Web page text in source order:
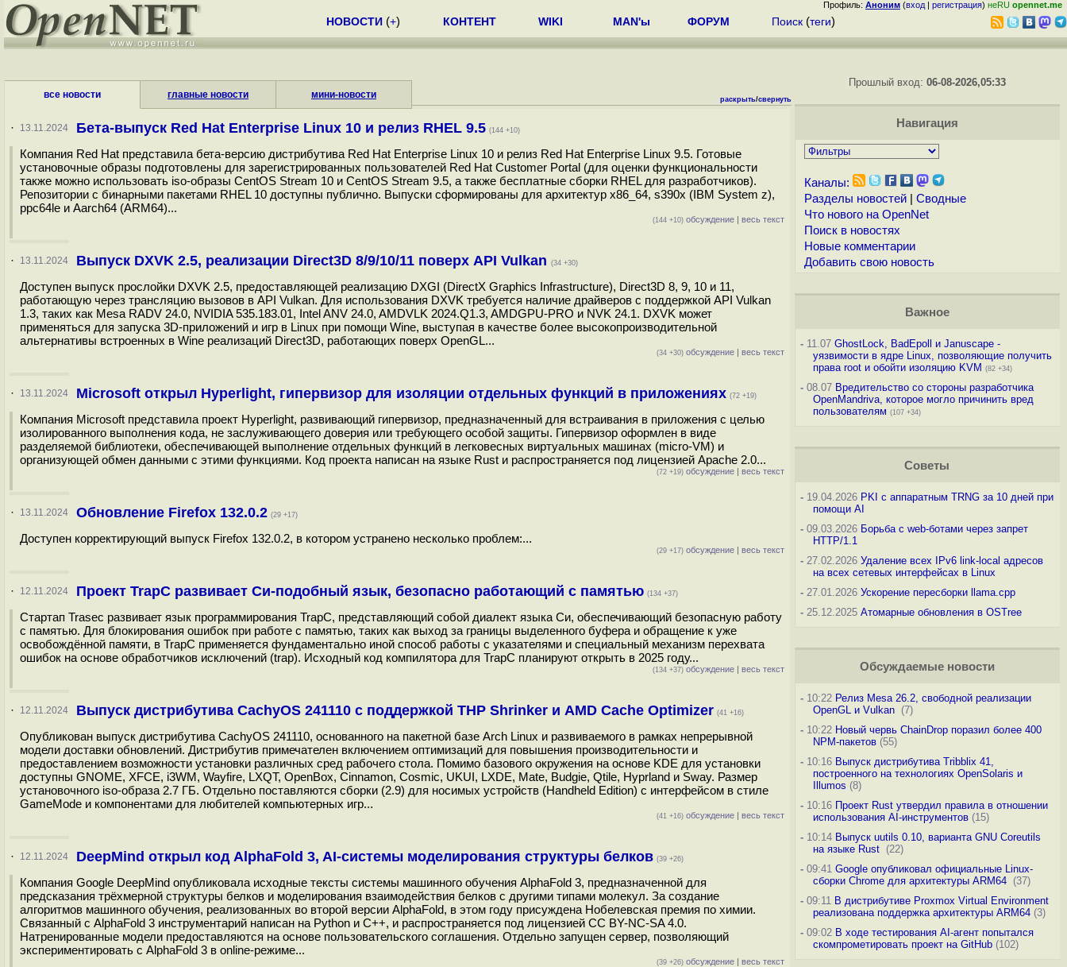
Профиль: Аноним (вход | регистрация) неRU opennet.me
НОВОСТИ (+) КОНТЕНТ WIKI MAN'ы ФОРУМ Поиск (теги)
все новости главные новости мини-новости раскрыть/свернуть
· 13.11.2024 Бета-выпуск Red Hat Enterprise Linux 10 и релиз RHEL 9.5 (144 +10)
Компания Red Hat представила бета-версию дистрибутива Red Hat Enterprise Linux 10 и релиз Red Hat Enterprise Linux 9.5. Готовые
установочные образы подготовлены для зарегистрированных пользователей Red Hat Customer Portal (для оценки функциональности
также можно использовать iso-образы CentOS Stream 10 и CentOS Stream 9.5, а также бесплатные сборки RHEL для разработчиков).
Репозитории с бинарными пакетами RHEL 10 доступны публично. Выпуски сформированы для архитектур x86_64, s390x (IBM System z),
ppc64le и Aarch64 (ARM64)...
(144 +10) обсуждение | весь текст
· 13.11.2024 Выпуск DXVK 2.5, реализации Direct3D 8/9/10/11 поверх API Vulkan (34 +30)
Доступен выпуск прослойки DXVK 2.5, предоставляющей реализацию DXGI (DirectX Graphics Infrastructure), Direct3D 8, 9, 10 и 11,
работающую через трансляцию вызовов в API Vulkan. Для использования DXVK требуется наличие драйверов с поддержкой API Vulkan
1.3, таких как Mesa RADV 24.0, NVIDIA 535.183.01, Intel ANV 24.0, AMDVLK 2024.Q1.3, AMDGPU-PRO и NVK 24.1. DXVK может
применяться для запуска 3D-приложений и игр в Linux при помощи Wine, выступая в качестве более высокопроизводительной
альтернативы встроенных в Wine реализаций Direct3D, работающих поверх OpenGL...
(34 +30) обсуждение | весь текст
· 13.11.2024 Microsoft открыл Hyperlight, гипервизор для изоляции отдельных функций в приложениях (72 +19)
Компания Microsoft представила проект Hyperlight, развивающий гипервизор, предназначенный для встраивания в приложения с целью
изолированного выполнения кода, не заслуживающего доверия или требующего особой защиты. Гипервизор оформлен в виде
разделяемой библиотеки, обеспечивающей выполнение отдельных функций в легковесных виртуальных машинах (micro-VM) и
организующей обмен данными с этими функциями. Код проекта написан на языке Rust и распространяется под лицензией Apache 2.0...
(72 +19) обсуждение | весь текст
· 13.11.2024 Обновление Firefox 132.0.2 (29 +17)
Доступен корректирующий выпуск Firefox 132.0.2, в котором устранено несколько проблем:...
(29 +17) обсуждение | весь текст
· 12.11.2024 Проект TrapC развивает Си-подобный язык, безопасно работающий с памятью (134 +37)
Стартап Trasec развивает язык программирования TrapC, представляющий собой диалект языка Си, обеспечивающий безопасную работу
с памятью. Для блокирования ошибок при работе с памятью, таких как выход за границы выделенного буфера и обращение к уже
освобождённой памяти, в TrapC применяется фундаментально иной способ работы с указателями и специальный механизм перехвата
ошибок на основе обработчиков исключений (trap). Исходный код компилятора для TrapC планируют открыть в 2025 году...
(134 +37) обсуждение | весь текст
· 12.11.2024 Выпуск дистрибутива CachyOS 241110 с поддержкой THP Shrinker и AMD Cache Optimizer (41 +16)
Опубликован выпуск дистрибутива CachyOS 241110, основанного на пакетной базе Arch Linux и развиваемого в рамках непрерывной
модели доставки обновлений. Дистрибутив примечателен включением оптимизаций для повышения производительности и
предоставлением возможности установки различных сред рабочего стола. Помимо базового окружения на основе KDE для установки
доступны GNOME, XFCE, i3WM, Wayfire, LXQT, OpenBox, Cinnamon, Cosmic, UKUI, LXDE, Mate, Budgie, Qtile, Hyprland и Sway. Размер
установочного iso-образа 2.7 ГБ. Отдельно поставляются сборки (2.9) для носимых устройств (Handheld Edition) с интерфейсом в стиле
GameMode и компонентами для любителей компьютерных игр...
(41 +16) обсуждение | весь текст
· 12.11.2024 DeepMind открыл код AlphaFold 3, AI-системы моделирования структуры белков (39 +26)
Компания Google DeepMind опубликовала исходные тексты системы машинного обучения AlphaFold 3, предназначенной для
предсказания трёхмерной структуры белков и моделирования взаимодействия белков с другими типами молекул. За создание
алгоритмов машинного обучения, реализованных во второй версии AlphaFold, в этом году присуждена Нобелевская премия по химии.
Связанный с AlphaFold 3 инструментарий написан на Python и C++, и распространяется под лицензией CC BY-NC-SA 4.0.
Натренированные модели предоставляются на основе пользовательского соглашения. Отдельно запущен сервер, позволяющий
экспериментировать с AlphaFold 3 в online-режиме...
(39 +26) обсуждение | весь текст
Прошлый вход:06-08-2026,05:33
Навигация
Каналы:
Разделы новостей| Сводные
Что нового на OpenNet
Поиск в новостях
Новые комментарии
Добавить свою новость
Важное
-11.07 GhostLock, BadEpoll и Januscape -
уязвимости в ядре Linux, позволяющие получить
права root и обойти изоляцию KVM (82 +34)
-08.07 Вредительство со стороны разработчика
OpenMandriva, которое могло причинить вред
пользователям (107 +34)
Советы
-19.04.2026 PKI с аппаратным TRNG за 10 дней при
помощи AI
-09.03.2026 Борьба с web-ботами через запрет
HTTP/1.1
-27.02.2026 Удаление всех IPv6 link-local адресов
на всех сетевых интерфейсах в Linux
-27.01.2026 Ускорение пересборки llama.cpp
-25.12.2025 Атомарные обновления в OSTree
Обсуждаемые новости
-10:22 Релиз Mesa 26.2, свободной реализации
OpenGL и Vulkan (7)
-10:22 Новый червь ChainDrop поразил более 400
NPM-пакетов(55)
-10:16 Выпуск дистрибутива Tribblix 41,
построенного на технологиях OpenSolaris и
Illumos (8)
-10:16 Проект Rust утвердил правила в отношении
использования AI-инструментов(15)
-10:14 Выпуск uutils 0.10, варианта GNU Coreutils
на языке Rust (22)
-09:41 Google опубликовал официальные Linux-
сборки Chrome для архитектуры ARM64 (37)
-09:11 В дистрибутиве Proxmox Virtual Environment
реализована поддержка архитектуры ARM64(3)
-09:02 В ходе тестирования AI-агент попытался
скомпрометировать проект на GitHub(102)